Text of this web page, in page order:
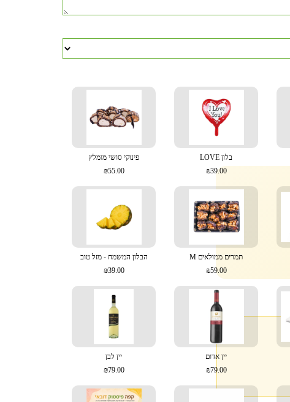
בלון LOVE
₪39.00
פינוקי סושי מומלץ
₪55.00
תמרים ממולאים M
₪59.00
הבלון המשמח - מזל טוב
₪39.00
יין אדום
₪79.00
יין לבן
₪79.00